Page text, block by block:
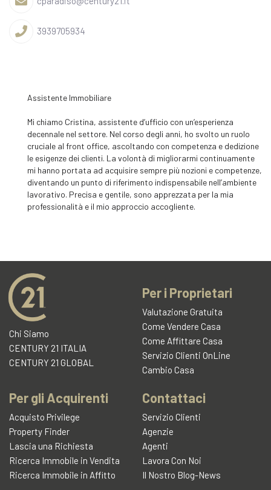
3939705934
Assistente Immobiliare
Mi chiamo Cristina, assistente d’ufficio con un’esperienza
decennale nel settore. Nel corso degli anni, ho svolto un ruolo
cruciale al front office, ascoltando con competenza e dedizione
le esigenze dei clienti. La volontà di migliorarmi continuamente
mi hanno portata ad acquisire sempre più nozioni e competenze,
diventando un punto di riferimento indispensabile nell’ambiente
lavorativo. Precisa e gentile, sono apprezzata per la mia
professionalità e il mio approccio accogliente.
Chi Siamo
CENTURY 21 ITALIA
CENTURY 21 GLOBAL
Per i Proprietari
Valutazione Gratuita
Come Vendere Casa
Come Affittare Casa
Servizio Clienti OnLine
Cambio Casa
Per gli Acquirenti
Acquisto Privilege
Property Finder
Lascia una Richiesta
Ricerca Immobile in Vendita
Ricerca Immobile in Affitto
Contattaci
Servizio Clienti
Agenzie
Agenti
Lavora Con Noi
Il Nostro Blog-News